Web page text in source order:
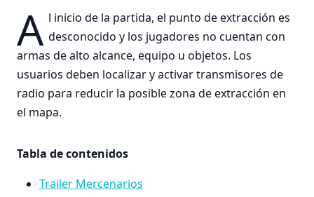
A l inicio de la partida, el punto de extracción es
desconocido y los jugadores no cuentan con
armas de alto alcance, equipo u objetos. Los
usuarios deben localizar y activar transmisores de
radio para reducir la posible zona de extracción en
el mapa.
Tabla de contenidos
Trailer Mercenarios